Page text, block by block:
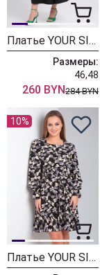
Платье YOUR SIZE 2223 черный
Размеры:
46,48
260 BYN284 BYN
10%
Платье YOUR SIZE 2216 Стрекозы на черном